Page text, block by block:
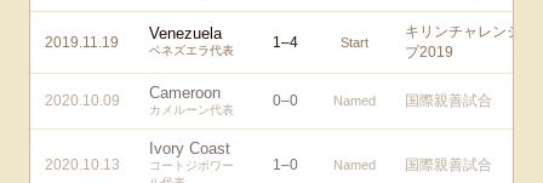
2019.11.19 Venezuela
ベネズエラ代表 1–4 Start
キリンチャレンジカ
プ2019
2020.10.09 Cameroon
カメルーン代表
0–0 Named 国際親善試合
2020.10.13
Ivory Coast
コートジボワー
1–0 Named 国際親善試合